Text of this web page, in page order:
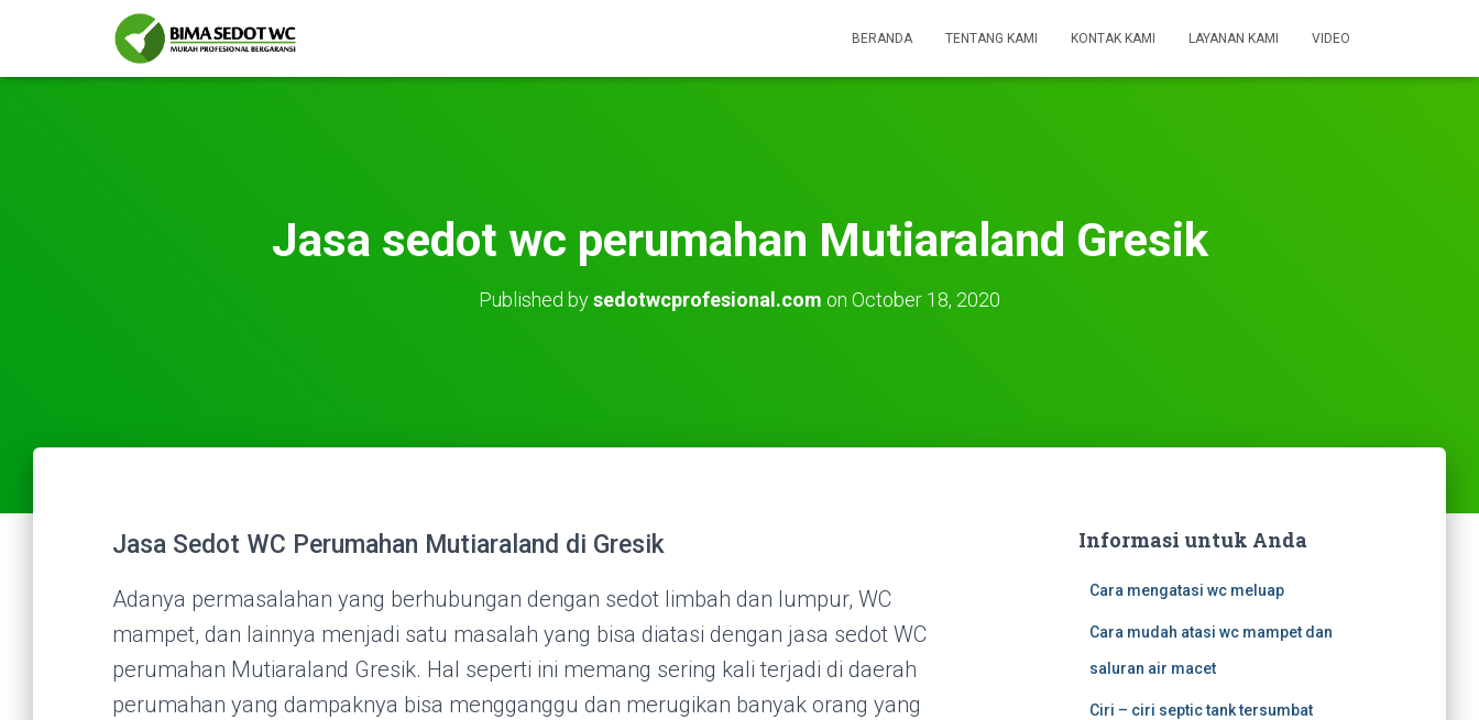
BERANDA TENTANG KAMI KONTAK KAMI LAYANAN KAMI VIDEO
Jasa sedot wc perumahan Mutiaraland Gresik
Published bysedotwcprofesional.com on October 18, 2020
Jasa Sedot WC Perumahan Mutiaraland di Gresik
Adanya permasalahan yang berhubungan dengan sedot limbah dan lumpur, WC
mampet, dan lainnya menjadi satu masalah yang bisa diatasi dengan jasa sedot WC
perumahan Mutiaraland Gresik. Hal seperti ini memang sering kali terjadi di daerah
perumahan yang dampaknya bisa mengganggu dan merugikan banyak orang yang
Informasi untuk Anda
Cara mengatasi wc meluap
Cara mudah atasi wc mampet dan
saluran air macet
Ciri – ciri septic tank tersumbat